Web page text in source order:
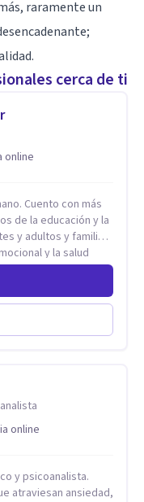
raramente un
cerca de ti
online
Cuento con más
de la educación y la
y adultos y familias
y la salud
plena y con
cuando
nuestro mundo
experiencias influyen
y el respeto por el
y herramientas
en trauma para
conflictos internos,
para la
online
y psicoanalista.
atraviesan ansiedad,